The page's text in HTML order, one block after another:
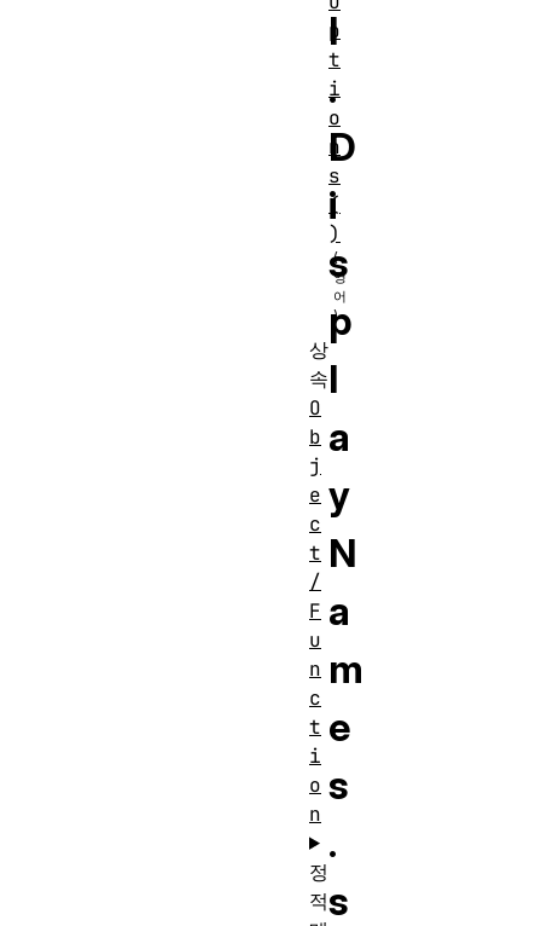
l
.
D
i
s
p
l
a
y
N
a
m
e
s
.
s
p
t
i
o
n
s
(
)
상
속
O
b
j
e
c
t
/
F
u
n
c
t
i
o
n
정
적